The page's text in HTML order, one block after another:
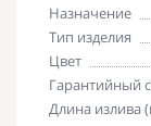
Назначение
Тип изделия
Цвет
Гарантийный
Длина излива